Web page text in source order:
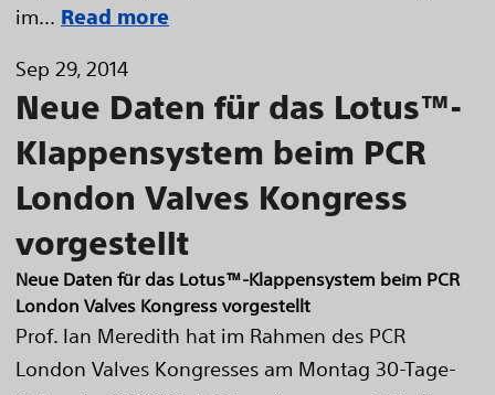
im... Read more
Sep 29, 2014
Neue Daten für das Lotus™-
Klappensystem beim PCR
London Valves Kongress
vorgestellt
Neue Daten für das Lotus™-Klappensystem beim PCR
London Valves Kongress vorgestellt
Prof. Ian Meredith hat im Rahmen des PCR
London Valves Kongresses am Montag 30-Tage-